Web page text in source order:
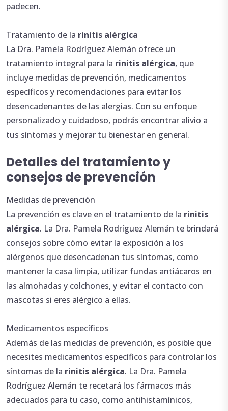
padecen.
Tratamiento de la rinitis alérgica
La Dra. Pamela Rodríguez Alemán ofrece un
tratamiento integral para la rinitis alérgica, que
incluye medidas de prevención, medicamentos
específicos y recomendaciones para evitar los
desencadenantes de las alergias. Con su enfoque
personalizado y cuidadoso, podrás encontrar alivio a
tus síntomas y mejorar tu bienestar en general.
Detalles del tratamiento y
consejos de prevención
Medidas de prevención
La prevención es clave en el tratamiento de la rinitis
alérgica. La Dra. Pamela Rodríguez Alemán te brindará
consejos sobre cómo evitar la exposición a los
alérgenos que desencadenan tus síntomas, como
mantener la casa limpia, utilizar fundas antiácaros en
las almohadas y colchones, y evitar el contacto con
mascotas si eres alérgico a ellas.
Medicamentos específicos
Además de las medidas de prevención, es posible que
necesites medicamentos específicos para controlar los
síntomas de la rinitis alérgica. La Dra. Pamela
Rodríguez Alemán te recetará los fármacos más
adecuados para tu caso, como antihistamínicos,